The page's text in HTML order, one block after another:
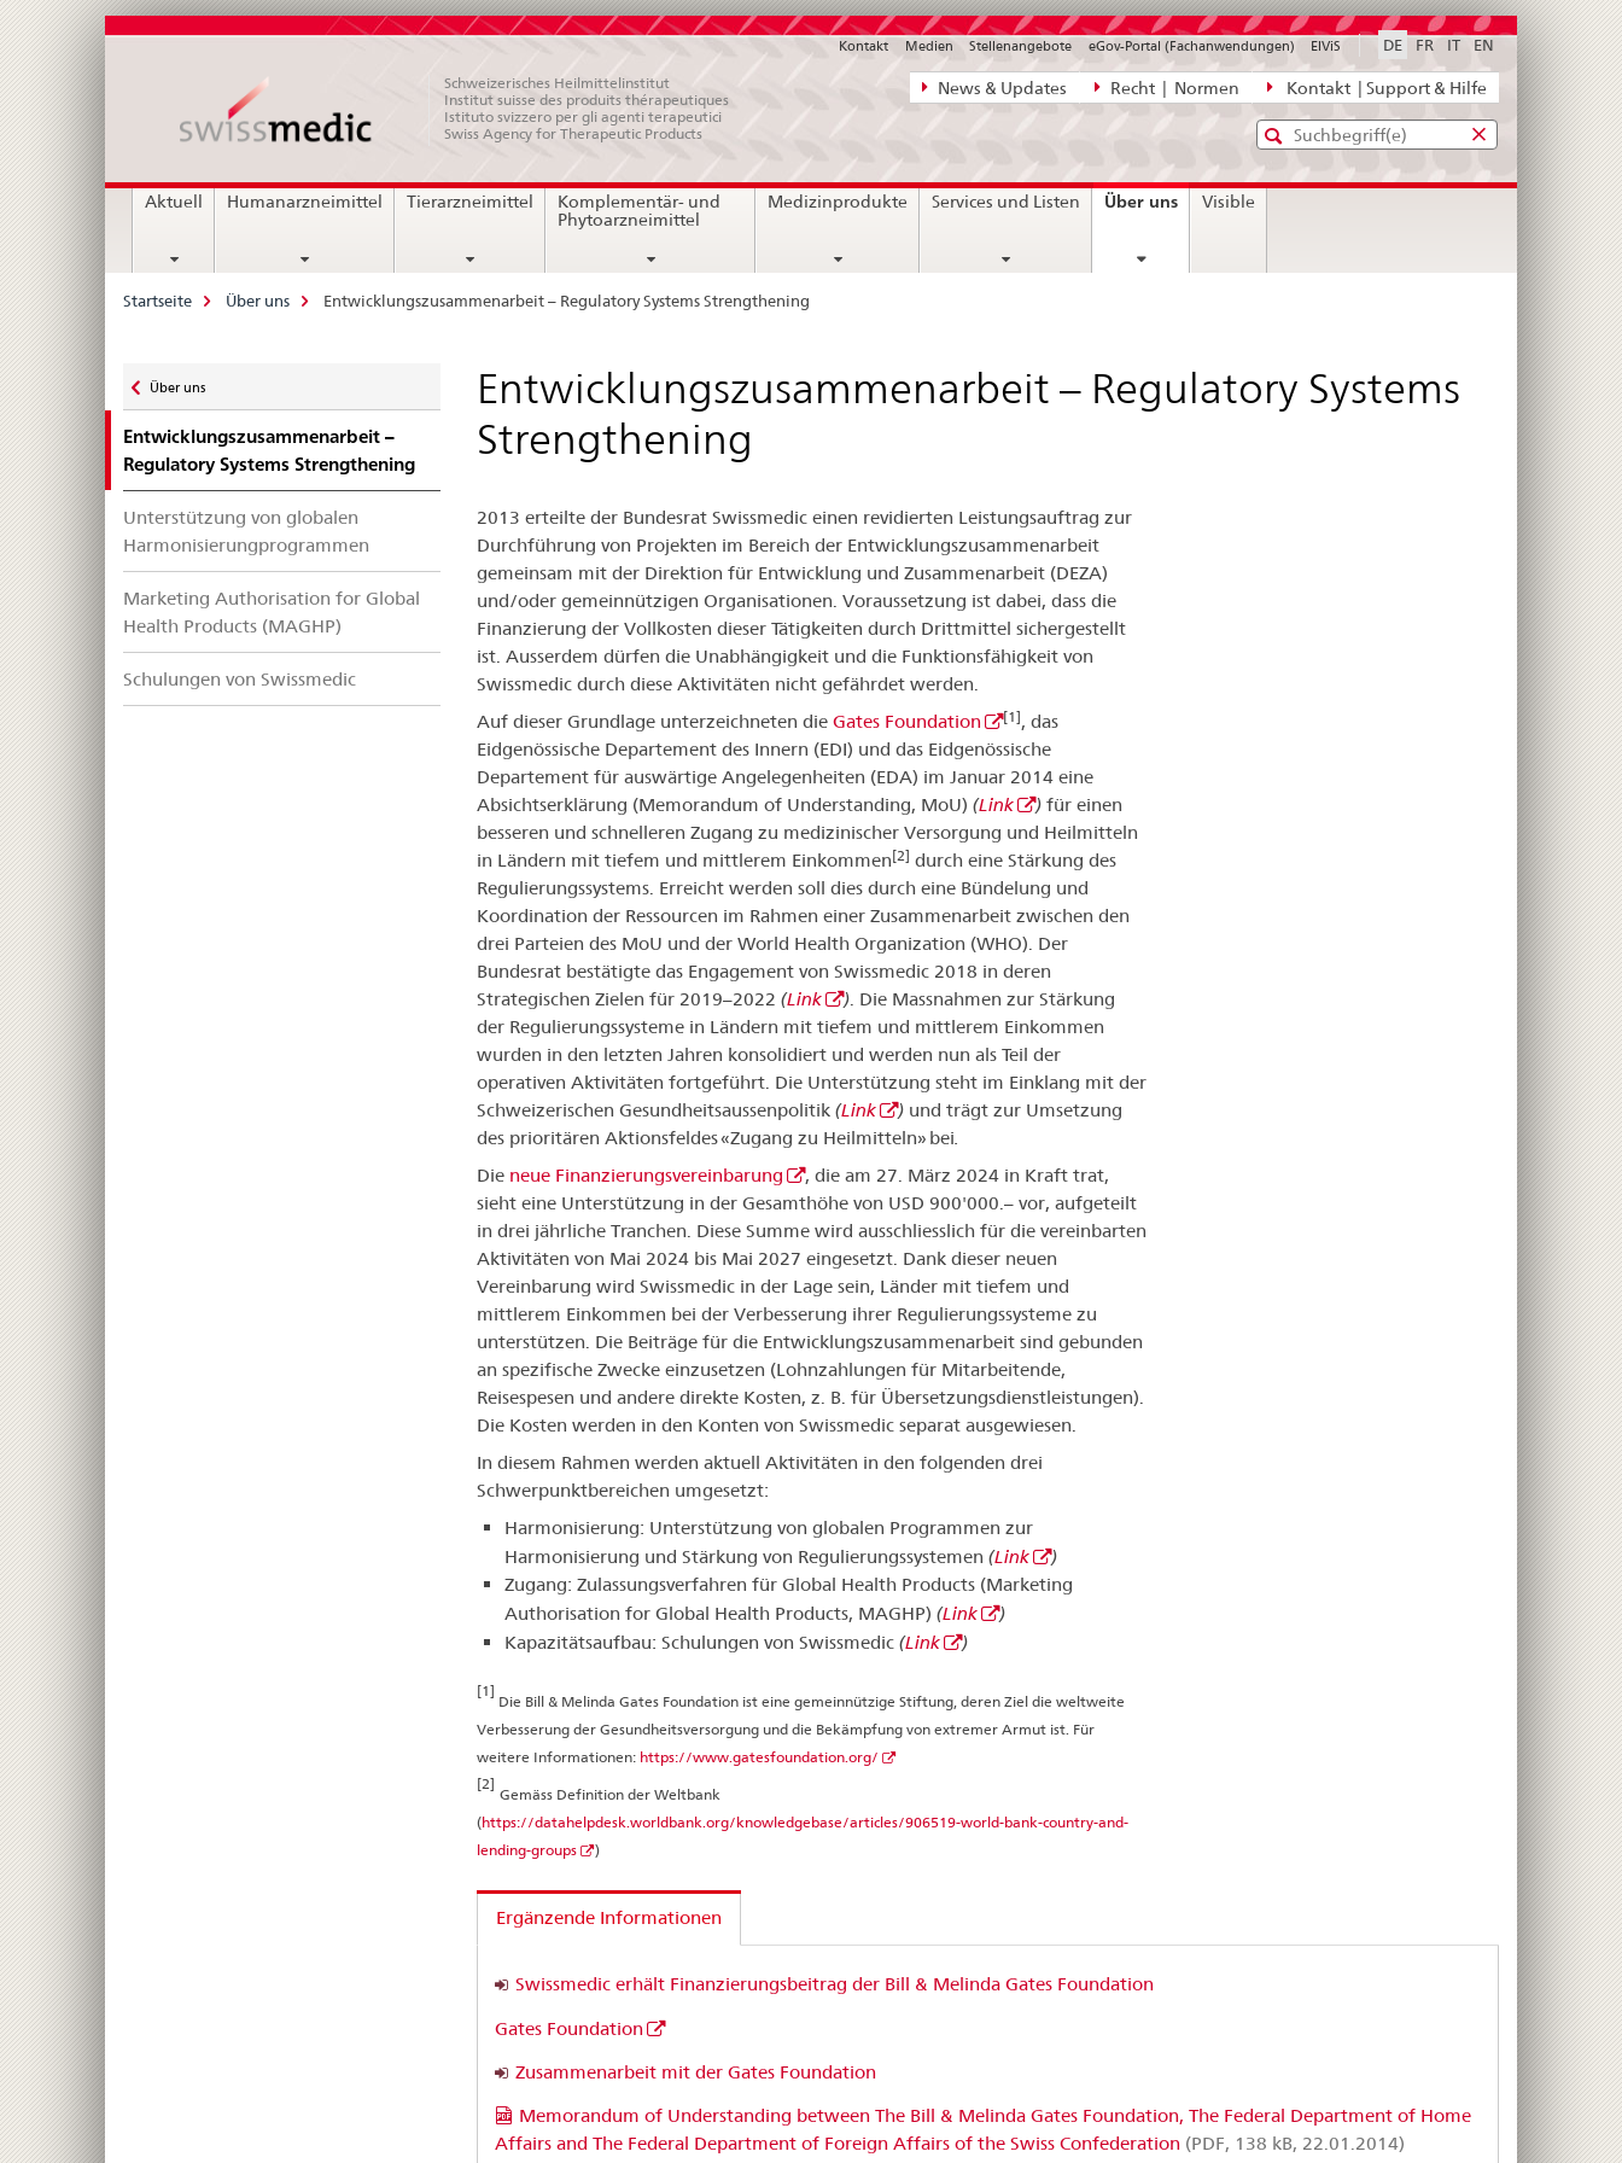
Direktnavigation
News,
Kontakt
News & Updates Recht | Normen Kontakt | Support & Hilfe
DE FR IT EN
Kontakt Medien Stellenangebote eGov-Portal (Fachanwendungen) ElViS
Schweizerisches Heilmittelinstitut
Institut suisse des produits thérapeutiques
Istituto svizzero per gli agenti terapeutici
Swiss Agency for Therapeutic Products
Standard-
Suche
Eingabefenster
diefür
Hauptnavigation
Aktuell Humanarzneimittel Tierarzneimittel
Komplementär- und
Phytoarzneimittel
Medizinprodukte Services und Listen Über unscurrent
Visible
Breadcrumb
Startseite Über uns Entwicklungszusammenarbeit – Regulatory Systems Strengthening
zu
Über uns
Entwicklungszusammenarbeit –
Regulatory Systems Strengthening
Unterstützung von globalen
Harmonisierungprogrammen
Marketing Authorisation for Global
Health Products (MAGHP)
Schulungen von Swissmedic
Entwicklungszusammenarbeit – Regulatory Systems
Strengthening
2013 erteilte der Bundesrat Swissmedic einen revidierten Leistungsauftrag zur
Durchführung von Projekten im Bereich der Entwicklungszusammenarbeit
gemeinsam mit der Direktion für Entwicklung und Zusammenarbeit (DEZA)
und/oder gemeinnützigen Organisationen. Voraussetzung ist dabei, dass die
Finanzierung der Vollkosten dieser Tätigkeiten durch Drittmittel sichergestellt
ist. Ausserdem dürfen die Unabhängigkeit und die Funktionsfähigkeit von
Swissmedic durch diese Aktivitäten nicht gefährdet werden.
Auf dieser Grundlage unterzeichneten die Gates Foundation [1], das
Eidgenössische Departement des Innern (EDI) und das Eidgenössische
Departement für auswärtige Angelegenheiten (EDA) im Januar 2014 eine
Absichtserklärung (Memorandum of Understanding, MoU) (Link ) für einen
besseren und schnelleren Zugang zu medizinischer Versorgung und Heilmitteln
in Ländern mit tiefem und mittlerem Einkommen[2] durch eine Stärkung des
Regulierungssystems. Erreicht werden soll dies durch eine Bündelung und
Koordination der Ressourcen im Rahmen einer Zusammenarbeit zwischen den
drei Parteien des MoU und der World Health Organization (WHO). Der
Bundesrat bestätigte das Engagement von Swissmedic 2018 in deren
Strategischen Zielen für 2019–2022 (Link ). Die Massnahmen zur Stärkung
der Regulierungssysteme in Ländern mit tiefem und mittlerem Einkommen
wurden in den letzten Jahren konsolidiert und werden nun als Teil der
operativen Aktivitäten fortgeführt. Die Unterstützung steht im Einklang mit der
Schweizerischen Gesundheitsaussenpolitik (Link )und trägt zur Umsetzung
des prioritären Aktionsfeldes «Zugang zu Heilmitteln» bei.
Die neue Finanzierungsvereinbarung
, die am 27. März 2024 in Kraft trat,
sieht eine Unterstützung in der Gesamthöhe von USD 900'000.– vor, aufgeteilt
in drei jährliche Tranchen. Diese Summe wird ausschliesslich für die vereinbarten
Aktivitäten von Mai 2024 bis Mai 2027 eingesetzt. Dank dieser neuen
Vereinbarung wird Swissmedic in der Lage sein, Länder mit tiefem und
mittlerem Einkommen bei der Verbesserung ihrer Regulierungssysteme zu
unterstützen. Die Beiträge für die Entwicklungszusammenarbeit sind gebunden
an spezifische Zwecke einzusetzen (Lohnzahlungen für Mitarbeitende,
Reisespesen und andere direkte Kosten, z. B. für Übersetzungsdienstleistungen).
Die Kosten werden in den Konten von Swissmedic separat ausgewiesen.
In diesem Rahmen werden aktuell Aktivitäten in den folgenden drei
Schwerpunktbereichen umgesetzt:
Harmonisierung: Unterstützung von globalen Programmen zur
Harmonisierung und Stärkung von Regulierungssystemen (Link
)
Zugang: Zulassungsverfahren für Global Health Products (Marketing
Authorisation for Global Health Products, MAGHP) (Link
)
Kapazitätsaufbau: Schulungen von Swissmedic (Link )
[1]
Die Bill & Melinda Gates Foundation ist eine gemeinnützige Stiftung, deren Ziel die weltweite
Verbesserung der Gesundheitsversorgung und die Bekämpfung von extremer Armut ist. Für
weitere Informationen: https://www.gatesfoundation.org/
[2]
Gemäss Definition der Weltbank
(https://datahelpdesk.worldbank.org/knowledgebase/articles/906519-world-bank-country-and-
lending-groups
)
Ergänzende Informationen
Swissmedic erhält Finanzierungsbeitrag der Bill & Melinda Gates Foundation
Gates Foundation
Zusammenarbeit mit der Gates Foundation
Memorandum of Understanding between The Bill & Melinda Gates Foundation, The Federal Department of Home
Affairs and The Federal Department of Foreign Affairs of the Swiss Confederation (PDF, 138 kB, 22.01.2014)